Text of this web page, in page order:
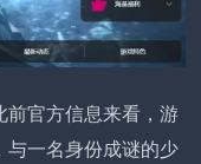
前官方信息来看，游
一名身份成谜的少